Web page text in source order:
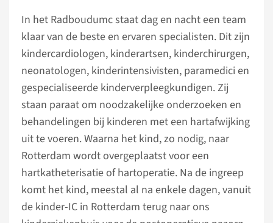
In het Radboudumc staat dag en nacht een team
klaar van de beste en ervaren specialisten. Dit zijn
kindercardiologen, kinderartsen, kinderchirurgen,
neonatologen, kinderintensivisten, paramedici en
gespecialiseerde kinderverpleegkundigen. Zij
staan paraat om noodzakelijke onderzoeken en
behandelingen bij kinderen met een hartafwijking
uit te voeren. Waarna het kind, zo nodig, naar
Rotterdam wordt overgeplaatst voor een
hartkatheterisatie of hartoperatie. Na de ingreep
komt het kind, meestal al na enkele dagen, vanuit
de kinder-IC in Rotterdam terug naar ons